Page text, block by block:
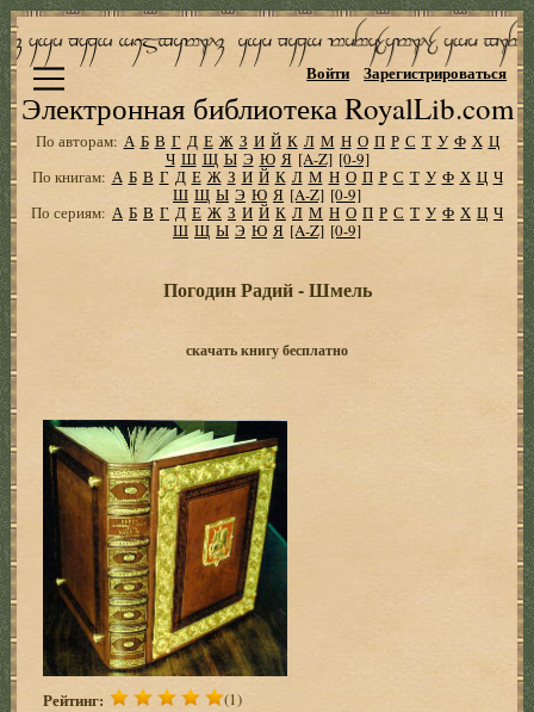
Электронная библиотека RoyalLib.com
Войти Зарегистрироваться
По авторам: А Б В Г Д Е Ж З И Й К Л М Н О П Р С Т У Ф Х Ц
Ч Ш Щ Ы Э Ю Я [A-Z] [0-9]
По книгам: А Б В Г Д Е Ж З И Й К Л М Н О П Р С Т У Ф Х Ц Ч
Ш Щ Ы Э Ю Я [A-Z] [0-9]
По сериям: А Б В Г Д Е Ж З И Й К Л М Н О П Р С Т У Ф Х Ц Ч
Ш Щ Ы Э Ю Я [A-Z] [0-9]
Погодин Радий - Шмель
скачать книгу бесплатно
Рейтинг: (1)